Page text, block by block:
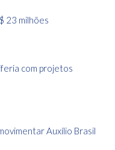
23 milhões
com projetos
Auxílio Brasil